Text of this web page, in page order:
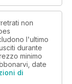
non
l'ultimo
durante
minimo
date
di